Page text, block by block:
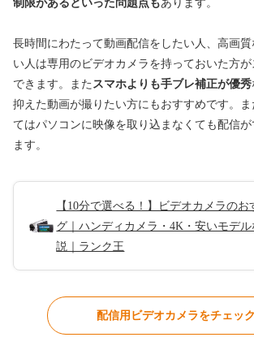
制限があるといった問題点もあります。
長時間にわたって動画配信をしたい人、高画
い人は専用のビデオカメラを持っておいた方
できます。また スマホよりも手ブレ補正が優秀
抑えた動画が撮りたい方にもおすすめです。
てはパソコンに映像を取り込まなくても配信が
ます。
【10分で選べる！】ビデオカメラの
グ｜ハンディカメラ・4K・安いモデ
説｜ランク王
配信用ビデオカメラをチェック